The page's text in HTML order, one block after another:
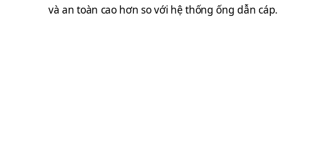
và an toàn cao hơn so với hệ thống ống dẫn cáp.